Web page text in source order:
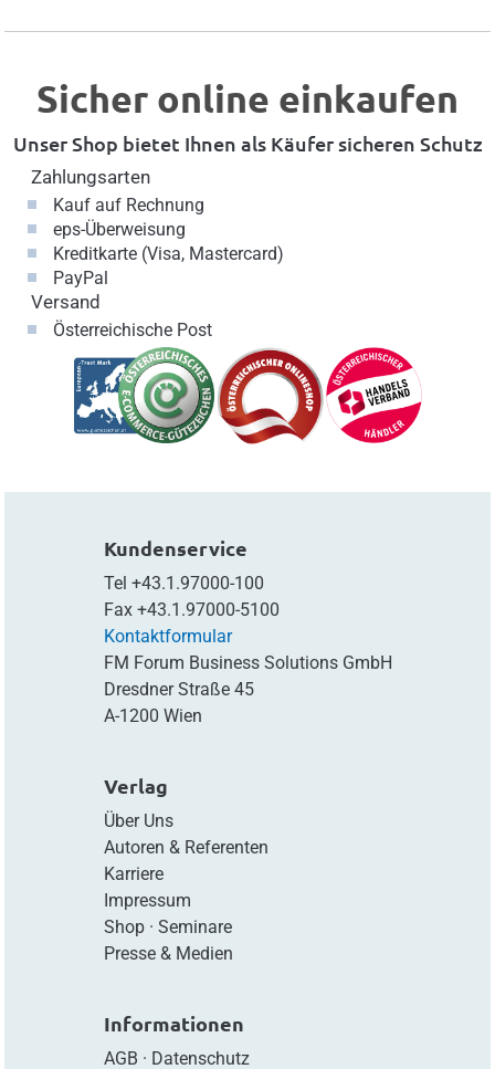
Sicher online einkaufen
Unser Shop bietet Ihnen als Käufer sicheren Schutz
Zahlungsarten
Kauf auf Rechnung
eps-Überweisung
Kreditkarte (Visa, Mastercard)
PayPal
Versand
Österreichische Post
Kundenservice
Tel +43.1.97000-100
Fax +43.1.97000-5100
Kontaktformular
FM Forum Business Solutions GmbH
Dresdner Straße 45
A-1200 Wien
Verlag
Über Uns
Autoren & Referenten
Karriere
Impressum
Shop· Seminare
Presse & Medien
Informationen
AGB · Datenschutz